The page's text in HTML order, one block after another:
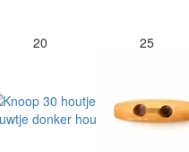
20 25